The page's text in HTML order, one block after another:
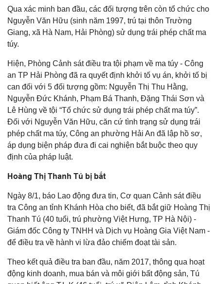
Qua xác minh ban đầu, các đối tượng trên còn tổ chức cho
Nguyễn Văn Hữu (sinh năm 1997, trú tại thôn Trường
Giang, xã Hà Nam, Hải Phòng) sử dụng trái phép chất ma
túy.
Hiện, Phòng Cảnh sát điều tra tội phạm về ma túy - Công
an TP Hải Phòng đã ra quyết định khởi tố vụ án, khởi tố bị
can đối với 5 đối tượng gồm: Nguyễn Thị Thu Hằng,
Nguyễn Đức Khánh, Phạm Bá Thanh, Đặng Thái Sơn và
Lê Hùng về tội “Tổ chức sử dụng trái phép chất ma túy”.
Đối với Nguyễn Văn Hữu, căn cứ tình trạng sử dụng trái
phép chất ma túy, Công an phường Hải An đã lập hồ sơ,
áp dụng biện pháp đưa đi cai nghiện bắt buộc theo quy
định của pháp luật.
Hoàng Thị Thanh Tú bị bắt
Ngày 8/1, báo Lao động đưa tin, Cơ quan Cảnh sát điều
tra Công an tỉnh Khánh Hòa cho biết, đã bắt giữ Hoàng Thị
Thanh Tú (40 tuổi, trú phường Việt Hưng, TP Hà Nội) -
Giám đốc Công ty TNHH và Dịch vụ Hoàng Gia Việt Nam -
để điều tra về hành vi lừa đảo chiếm đoạt tài sản.
Theo kết quả điều tra ban đầu, năm 2017, thông qua hoạt
động kinh doanh, mua bán và môi giới bất động sản, Tú